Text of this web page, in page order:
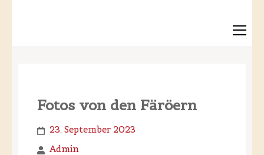
Fotos von den Färöern
23. September 2023
Admin